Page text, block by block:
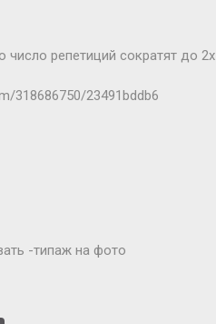
репетиций сократят до 2х
318686750/23491bddb6
-типаж на фото